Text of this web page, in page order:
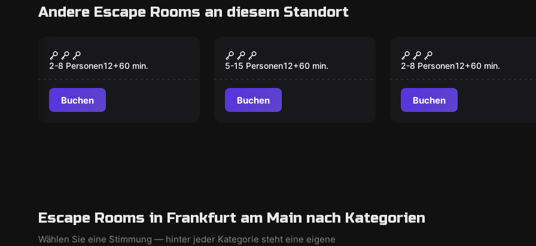
Andere Escape Rooms an diesem Standort
The Bomb
2-8 Personen12+60 min.
Buchen
Atlantis
5-15 Personen12+60 min.
Buchen
Der Tempel
2-8 Personen12+60 min.
Buchen
Escape Rooms in Frankfurt am Main nach Kategorien
Wählen Sie eine Stimmung — hinter jeder Kategorie steht eine eigene